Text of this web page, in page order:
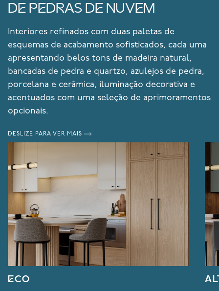
DE PEDRAS DE NUVEM
Interiores refinados com duas paletas de
esquemas de acabamento sofisticados, cada uma
apresentando belos tons de madeira natural,
bancadas de pedra e quartzo, azulejos de pedra,
porcelana e cerâmica, iluminação decorativa e
acentuados com uma seleção de aprimoramentos
opcionais.
DESLIZE PARA VER MAIS
ECO